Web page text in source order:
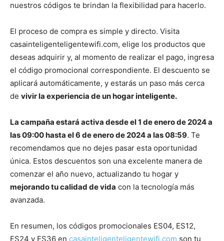
nuestros códigos te brindan la flexibilidad para hacerlo.
El proceso de compra es simple y directo. Visita
casainteligenteligentewifi.com, elige los productos que
deseas adquirir y, al momento de realizar el pago, ingresa
el código promocional correspondiente. El descuento se
aplicará automáticamente, y estarás un paso más cerca
de vivir la experiencia de un hogar inteligente.
La campaña estará activa desde el 1 de enero de 2024 a
las 09:00 hasta el 6 de enero de 2024 a las 08:59. Te
recomendamos que no dejes pasar esta oportunidad
única. Estos descuentos son una excelente manera de
comenzar el año nuevo, actualizando tu hogar y
mejorando tu calidad de vida con la tecnología más
avanzada.
En resumen, los códigos promocionales ES04, ES12,
ES24 y ES36 en casainteligenteligentewifi.com son tu